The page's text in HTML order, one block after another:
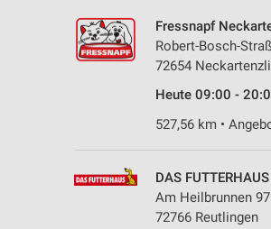
Fressnapf
Robert-Bosch-
72654
Heute 09:00 -
527,56 km •
DAS
Am Heilbrunnen 97
72766 Reutlingen